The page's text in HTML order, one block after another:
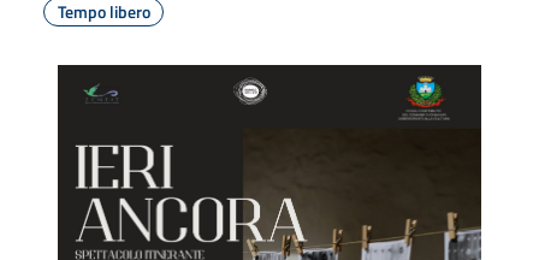
Tempo libero